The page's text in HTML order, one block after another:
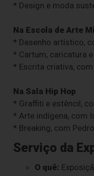
* Design e moda
Na Escola de Arte
* Desenho artístico,
* Cartum, caricatura
* Escrita criativa,
Na Sala Hip Hop
* Graffiti e estêncil,
* Arte indígena, com
* Breaking, com
Serviço da
O quê: